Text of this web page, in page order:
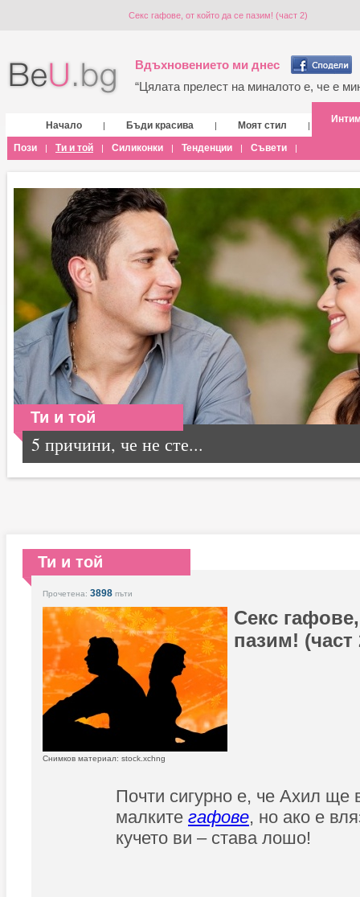
Секс гафове, от който да се пазим! (част 2)
Вдъхновението ми днес
“Цялата прелест на миналото е, че е
Начало | Бъди красива | Моят стил |
Пози | Ти и той | Силиконки | Тенденции | Съвети |
Ти и той
5 причини, че не сте...
Ти и той
Прочетена: 3898 пъти
Секс
пазим! (част
Снимков материал: stock.xchng
Почти сигурно е, че Ахил ще
малките гафове, но ако е
кучето ви – става лошо!